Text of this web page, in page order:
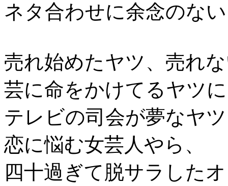
ネタ合わせに余念のな
売れ始めたヤツ、売れ
芸に命をかけてるヤツ
テレビの司会が夢なヤ
恋に悩む女芸人やら、
四十過ぎて脱サラした